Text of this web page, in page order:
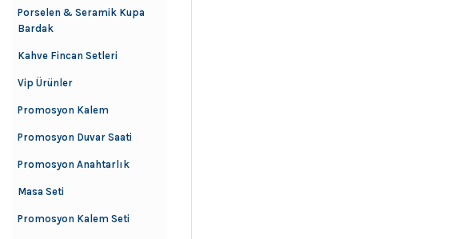
Porselen & Seramik Kupa
Bardak
Kahve Fincan Setleri
Vip Ürünler
Promosyon Kalem
Promosyon Duvar Saati
Promosyon Anahtarlık
Masa Seti
Promosyon Kalem Seti